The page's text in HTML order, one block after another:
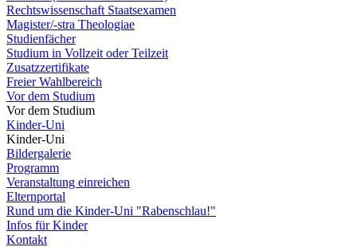
Rechtswissenschaft Staatsexamen
Magister/-stra Theologiae
Studienfächer
Studium in Vollzeit oder Teilzeit
Zusatzzertifikate
Freier Wahlbereich
Vor dem Studium
Vor dem Studium
Kinder-Uni
Kinder-Uni
Bildergalerie
Programm
Veranstaltung einreichen
Elternportal
Rund um die Kinder-Uni "Rabenschlau!"
Infos für Kinder
Kontakt